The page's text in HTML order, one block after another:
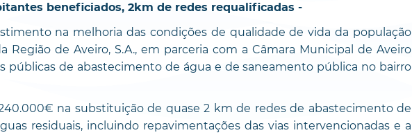
beneficiados, 2km de redes requalificadas -
na melhoria das condições de qualidade de vida da população
Região de Aveiro, S.A., em parceria com a Câmara Municipal de Aveiro
públicas de abastecimento de água e de saneamento pública no bairro
na substituição de quase 2 km de redes de abastecimento de
residuais, incluindo repavimentações das vias intervencionadas e a